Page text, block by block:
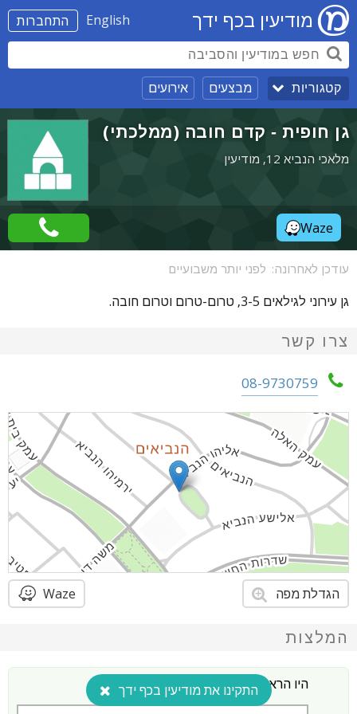
התחברות English מודיעין בכף ידך
קטגוריות מבצעים אירועים
גן חופית - קדם חובה (ממלכתי)
מלאכי הנביא 12, מודיעין
Waze
עודכן לאחרונה: לפני יותר משבועיים
גן עירוני לגילאים 3-5, טרום-טרום וטרום חובה.
צרו קשר
08-9730759
הגדלת מפה Waze
המלצות
היו הראשונים להמליץ על זה!
התקינו את מודיעין בכף ידך